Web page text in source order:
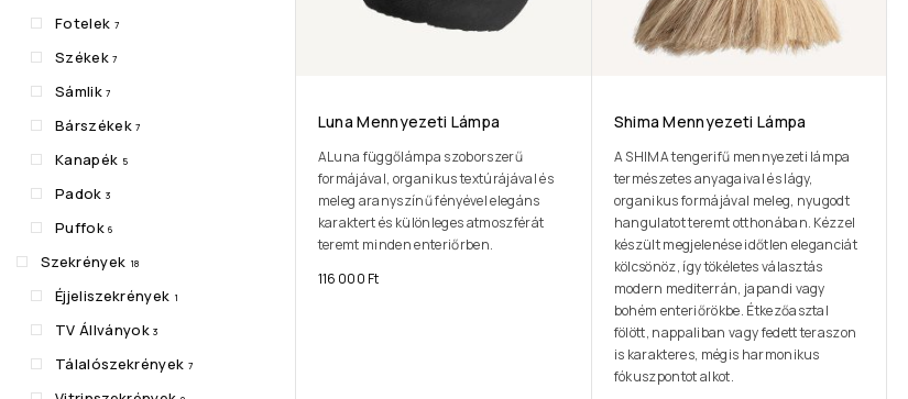
Fotelek 7
Székek 7
Sámlik 7
Bárszékek 7
Kanapék 5
Padok 3
Puffok 6
Szekrények 18
Éjjeliszekrények 1
TV Állványok 3
Tálalószekrények 7
Luna Mennyezeti Lámpa
ALuna függőlámpa szoborszerű
formájával, organikus textúrájával és
meleg aranyszínű fényével elegáns
karaktert és különleges atmoszférát
teremt minden enteriőrben.
116 000 Ft
Shima Mennyezeti Lámpa
A SHIMA tengerifű mennyezeti lámpa
természetes anyagaival és lágy,
organikus formájával meleg, nyugodt
hangulatot teremt otthonában. Kézzel
készült megjelenése időtlen eleganciát
kölcsönöz, így tökéletes választás
modern mediterrán, japandi vagy
bohém enteriőrökbe. Étkezőasztal
fölött, nappaliban vagy fedett teraszon
is karakteres, mégis harmonikus
fókuszpontot alkot.